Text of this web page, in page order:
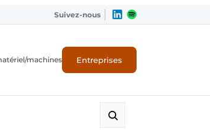
Suivez-nous
machines Entreprises